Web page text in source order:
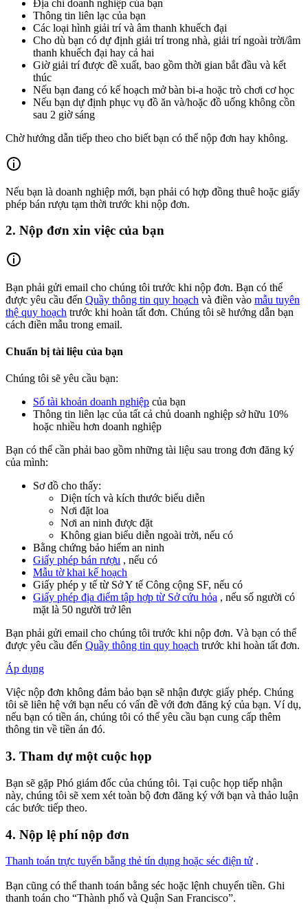
Địa chỉ doanh nghiệp của bạn
Thông tin liên lạc của bạn
Các loại hình giải trí và âm thanh khuếch đại
Cho dù bạn có dự định giải trí trong nhà, giải trí ngoài trời/âm
thanh khuếch đại hay cả hai
Giờ giải trí được đề xuất, bao gồm thời gian bắt đầu và kết
thúc
Nếu bạn đang có kế hoạch mở bàn bi-a hoặc trò chơi cơ học
Nếu bạn dự định phục vụ đồ ăn và/hoặc đồ uống không cồn
sau 2 giờ sáng
Chờ hướng dẫn tiếp theo cho biết bạn có thể nộp đơn hay không.
Nếu bạn là doanh nghiệp mới, bạn phải có hợp đồng thuê hoặc giấy
phép bán rượu tạm thời trước khi nộp đơn.
2. Nộp đơn xin việc của bạn
Bạn phải gửi email cho chúng tôi trước khi nộp đơn. Bạn có thể
được yêu cầu đến Quầy thông tin quy hoạch và điền vào mẫu tuyên
thệ quy hoạch trước khi hoàn tất đơn. Chúng tôi sẽ hướng dẫn bạn
cách điền mẫu trong email.
Chuẩn bị tài liệu của bạn
Chúng tôi sẽ yêu cầu bạn:
Số tài khoản doanh nghiệp của bạn
Thông tin liên lạc của tất cả chủ doanh nghiệp sở hữu 10%
hoặc nhiều hơn doanh nghiệp
Bạn có thể cần phải bao gồm những tài liệu sau trong đơn đăng ký
của mình:
Sơ đồ cho thấy:
Diện tích và kích thước biểu diễn
Nơi đặt loa
Nơi an ninh được đặt
Không gian biểu diễn ngoài trời, nếu có
Bằng chứng bảo hiểm an ninh
Giấy phép bán rượu , nếu có
Mẫu tờ khai kế hoạch
Giấy phép y tế từ Sở Y tế Công cộng SF, nếu có
Giấy phép địa điểm tập hợp từ Sở cứu hỏa , nếu số người có
mặt là 50 người trở lên
Bạn phải gửi email cho chúng tôi trước khi nộp đơn. Và bạn có thể
được yêu cầu đến Quầy thông tin quy hoạch trước khi hoàn tất đơn.
Áp dụng
Việc nộp đơn không đảm bảo bạn sẽ nhận được giấy phép. Chúng
tôi sẽ liên hệ với bạn nếu có vấn đề với đơn đăng ký của bạn. Ví dụ,
nếu bạn có tiền án, chúng tôi có thể yêu cầu bạn cung cấp thêm
thông tin về tiền án đó.
3. Tham dự một cuộc họp
Bạn sẽ gặp Phó giám đốc của chúng tôi. Tại cuộc họp tiếp nhận
này, chúng tôi sẽ xem xét toàn bộ đơn đăng ký với bạn và thảo luận
các bước tiếp theo.
4. Nộp lệ phí nộp đơn
Thanh toán trực tuyến bằng thẻ tín dụng hoặc séc điện tử .
Bạn cũng có thể thanh toán bằng séc hoặc lệnh chuyển tiền. Ghi
thanh toán cho “Thành phố và Quận San Francisco”.